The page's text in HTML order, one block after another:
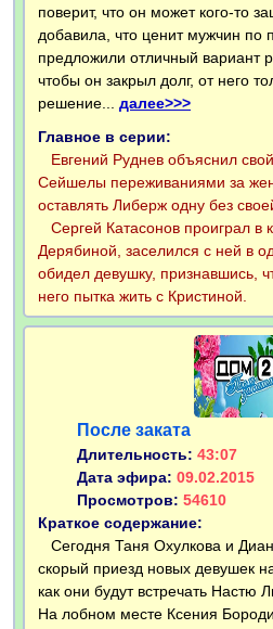
поверит, что он может кого-то
добавила, что ценит мужчин по
предложили отличный вариант
чтобы он закрыл долг, от него
решение... далее>>>
Главное в серии:
Евгений Руднев объяснил свой
Сейшелы переживаниями за
оставлять Либерж одну без
Сергей Катасонов проиграл в
Дерябиной, заселился с ней в
обидел девушку, признавшись,
него пытка жить с Кристиной.
После заката
Длительность: 43:07
Дата эфира: 09.02.2015
Просмотров: 54610
Краткое содержание:
Сегодня Таня Охулкова и
скорый приезд новых девушек
как они будут встречать Настю
На лобном месте Ксения